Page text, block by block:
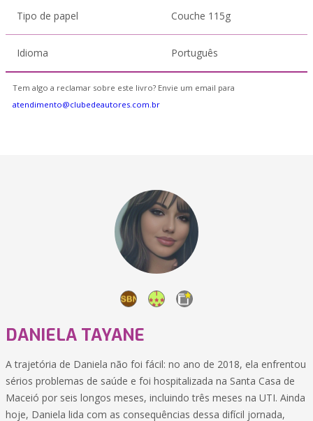
Tipo de papel Couche 115g
Idioma Português
Tem algo a reclamar sobre este livro? Envie um email para
atendimento@clubedeautores.com.br
DANIELA TAYANE
A trajetória de Daniela não foi fácil: no ano de 2018, ela enfrentou
sérios problemas de saúde e foi hospitalizada na Santa Casa de
Maceió por seis longos meses, incluindo três meses na UTI. Ainda
hoje, Daniela lida com as consequências dessa difícil jornada,